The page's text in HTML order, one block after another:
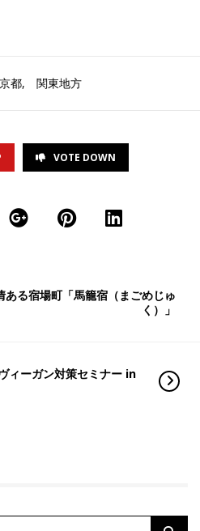
都, 関東地方
VOTE DOWN
ある宿場町「馬籠宿（まごめじゅ
く）」
ィーガン対策セミナー in